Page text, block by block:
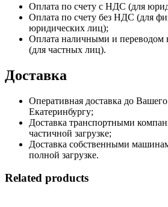
Оплата по счету с НДС (для
Оплата по счету без НДС (для
юридических лиц);
Оплата наличными и переводом
(для частных лиц).
Доставка
Оперативная доставка до
Екатеринбургу;
Доставка транспортными
частичной загрузке;
Доставка собственными
полной загрузке.
Related products